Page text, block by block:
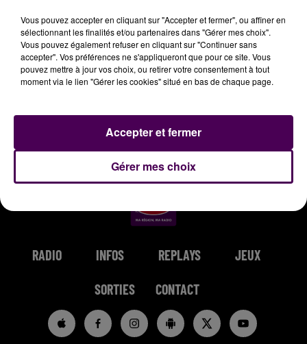
11h24
11h24
NUTTEA
11h21
11h21
TEMPER CITY
Self Aware
11h13
11h13
AVENTURA
RADIO INFOS REPLAYS JEUX
SORTIES CONTACT
Vous pouvez accepter en cliquant sur "Accepter et fermer", ou affiner en
sélectionnant les finalités et/ou partenaires dans "Gérer mes choix".
Vous pouvez également refuser en cliquant sur "Continuer sans
accepter". Vos préférences ne s'appliqueront que pour ce site. Vous
pouvez mettre à jour vos choix, ou retirer votre consentement à tout
moment via le lien "Gérer les cookies" situé en bas de chaque page.
Gérer mes choix
Accepter et fermer